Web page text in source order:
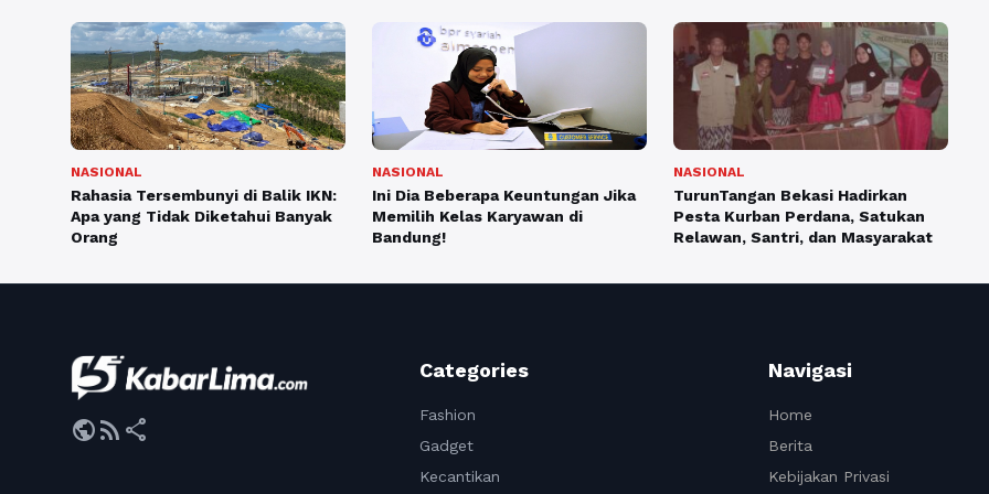
NASIONAL
Rahasia Tersembunyi di Balik IKN:
Apa yang Tidak Diketahui Banyak
Orang
NASIONAL
Ini Dia Beberapa Keuntungan Jika
Memilih Kelas Karyawan di
Bandung!
NASIONAL
TurunTangan Bekasi Hadirkan
Pesta Kurban Perdana, Satukan
Relawan, Santri, dan Masyarakat
publicrss_feed share
Categories
Fashion
Gadget
Kecantikan
Navigasi
Home
Berita
Kebijakan Privasi